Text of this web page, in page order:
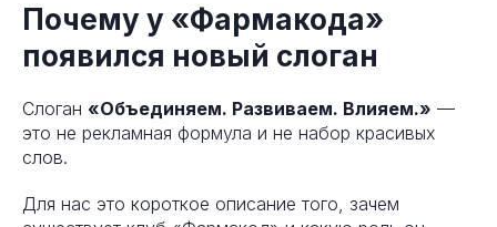
Почему у «Фармакода»
появился новый слоган
Слоган «Объединяем. Развиваем. Влияем.» —
это не рекламная формула и не набор красивых
слов.
Для нас это короткое описание того, зачем